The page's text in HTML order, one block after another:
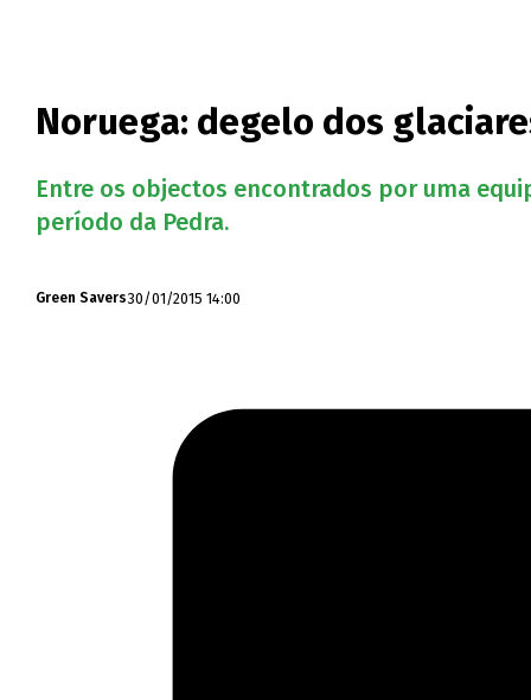
Noruega: degelo dos
Entre os objectos encontrados por uma
período da Pedra.
Green Savers30/01/2015 14:00